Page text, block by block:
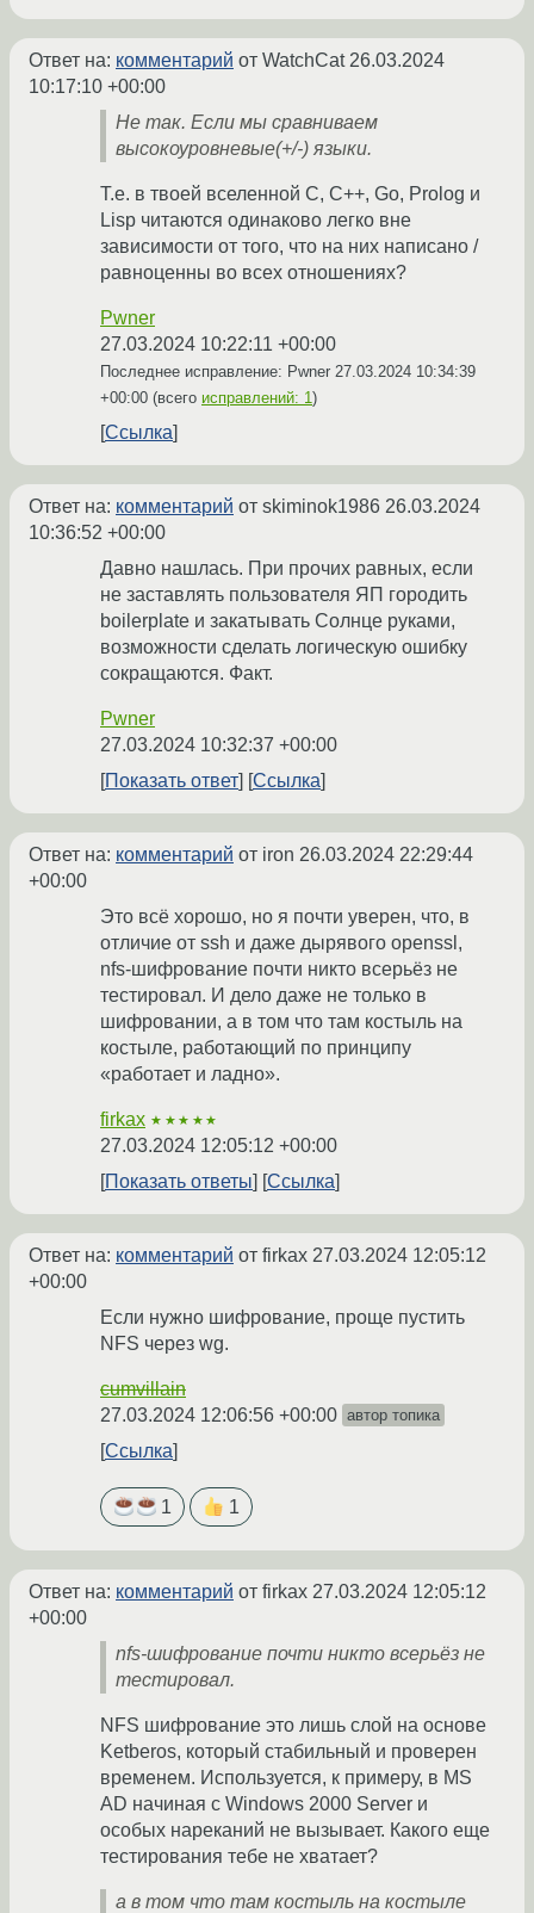
Ответ на: комментарий от WatchCat 26.03.2024
10:17:10 +00:00
Не так. Если мы сравниваем
высокоуровневые(+/-) языки.
Т.е. в твоей вселенной C, C++, Go, Prolog и
Lisp читаются одинаково легко вне
зависимости от того, что на них написано /
равноценны во всех отношениях?
Pwner
27.03.2024 10:22:11 +00:00
Последнее исправление: Pwner 27.03.2024 10:34:39
+00:00 (всего исправлений: 1 )
Ссылка
Ответ на: комментарий от skiminok1986 26.03.2024
10:36:52 +00:00
Давно нашлась. При прочих равных, если
не заставлять пользователя ЯП городить
boilerplate и закатывать Солнце руками,
возможности сделать логическую ошибку
сокращаются. Факт.
Pwner
27.03.2024 10:32:37 +00:00
Показать ответ
Ссылка
Ответ на: комментарий от iron 26.03.2024 22:29:44
+00:00
Это всё хорошо, но я почти уверен, что, в
отличие от ssh и даже дырявого openssl,
nfs-шифрование почти никто всерьёз не
тестировал. И дело даже не только в
шифровании, а в том что там костыль на
костыле, работающий по принципу
«работает и ладно».
firkax ★★★★★
27.03.2024 12:05:12 +00:00
Показать ответы
Ссылка
Ответ на: комментарий от firkax 27.03.2024 12:05:12
+00:00
Если нужно шифрование, проще пустить
NFS через wg.
cumvillain
27.03.2024 12:06:56 +00:00 автор топика
Ссылка
1 1
Ответ на: комментарий от firkax 27.03.2024 12:05:12
+00:00
nfs-шифрование почти никто всерьёз не
тестировал.
NFS шифрование это лишь слой на основе
Ketberos, который стабильный и проверен
временем. Используется, к примеру, в MS
AD начиная с Windows 2000 Server и
особых нареканий не вызывает. Какого еще
тестирования тебе не хватает?
а в том что там костыль на костыле